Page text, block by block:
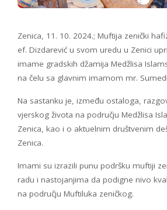
Zenica, 11. 10. 2024.; Muftija zenički
ef. Dizdarević u svom uredu u Zenici
imame gradskih džamija Medžlisa
na čelu sa glavnim imamom mr.
Na sastanku je, između ostaloga,
vjerskog života na području Medžlisa
Zenica, kao i o aktuelnim društvenim
Zenica.
Imami su izrazili punu podršku muftiji
radu i nastojanjima da podigne nivo
na području Muftiluka zeničkog.